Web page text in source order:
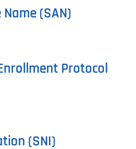
(SAN)
Protocol
(SNI)